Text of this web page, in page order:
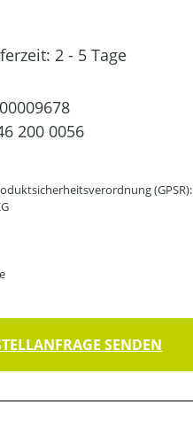
2 - 5 Tage
200 0056
(GPSR):
SENDEN